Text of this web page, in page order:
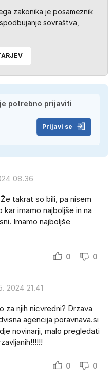
zakonika je posameznik
sovraštva,
Prijavi se
08.36
takrat so bili, pa nisem
imamo najboljše in na
Imamo najboljše
0 0
2024 21.41
za njih nicvredni? Drzava
agencija poravnava.si
novinarji, malo pregledati
0 0